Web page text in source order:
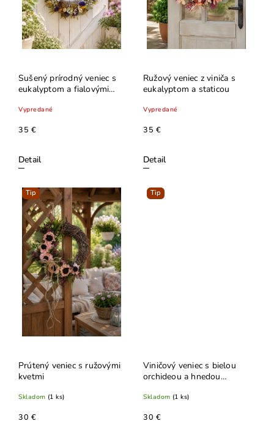
Sušený prírodný veniec s
eukalyptom a fialovými
Vypredané
35 €
Detail
Ružový veniec z viniča s
eukalyptom a staticou
Vypredané
35 €
Detail
Tip
Prútený veniec s ružovými
kvetmi
Skladom (1 ks)
30 €
Tip
Viničový veniec s bielou
orchideou a hnedou
Skladom (1 ks)
30 €